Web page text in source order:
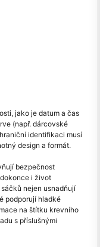
jako je datum a čas
(např. dárcovské
identifikaci musí
design a formát.
bezpečnost
i život
nejen usnadňují
podporují hladké
na štítku krevního
s příslušnými